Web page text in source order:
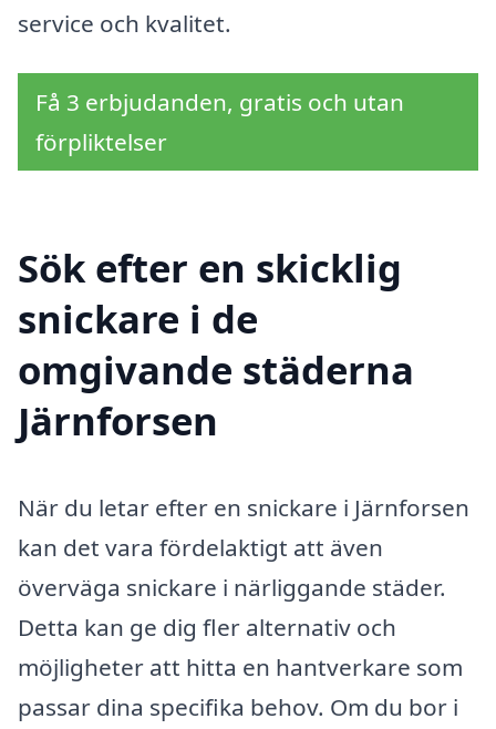
service och kvalitet.
Få 3 erbjudanden, gratis och utan
förpliktelser
Sök efter en skicklig
snickare i de
omgivande städerna
Järnforsen
När du letar efter en snickare i Järnforsen
kan det vara fördelaktigt att även
överväga snickare i närliggande städer.
Detta kan ge dig fler alternativ och
möjligheter att hitta en hantverkare som
passar dina specifika behov. Om du bor i